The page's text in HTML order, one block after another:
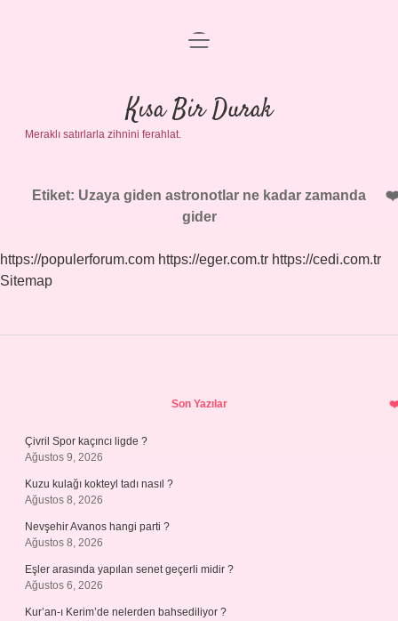
Anasayfa
Gizlilik Politikası
Yasal Uyarı
menüyü
Kısa Bir Durak
Meraklı satırlarla zihnini ferahlat.
Etiket: Uzaya giden astronotlar ne kadar zamanda
gider
https://populerforum.com https://eger.com.tr https://cedi.com.tr
Sitemap
Son Yazılar
Çivril Spor kaçıncı ligde ?
Ağustos 9, 2026
Kuzu kulağı kokteyl tadı nasıl ?
Ağustos 8, 2026
Nevşehir Avanos hangi parti ?
Ağustos 8, 2026
Eşler arasında yapılan senet geçerli midir ?
Ağustos 6, 2026
Kur’an-ı Kerim’de nelerden bahsediliyor ?